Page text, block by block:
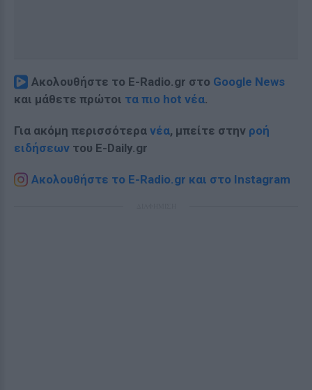
Ακολουθήστε το E-Radio.gr στο Google News
και μάθετε πρώτοι τα πιο hot νέα.
Για ακόμη περισσότερα νέα, μπείτε στην ροή
ειδήσεων του E-Daily.gr
Ακολουθήστε το E-Radio.gr και στο Instagram